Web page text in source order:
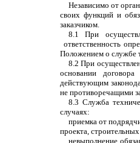
Независимо от
своих функций и
заказчиком.
8.1 При
ответственность
Положением о службе
8.2 При
основании договора
действующим
не противоречащими
8.3 Служба
случаях:
приемка от
проекта,
невыполнение